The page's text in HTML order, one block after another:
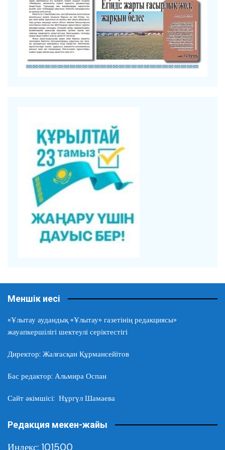
Меншік иесі
«Ұлытау аудандық «Ұлытау» газетінің редакциясы»
жауапкершілігі шектеулі серіктестігі
Директор: Жалғасқан Құрмансейітов
Бас редактор: Альмира Оспан
Сайт әкімшісі: Нұргүл Шамаева
Редакция мекен-жайы
Индекс: 101500